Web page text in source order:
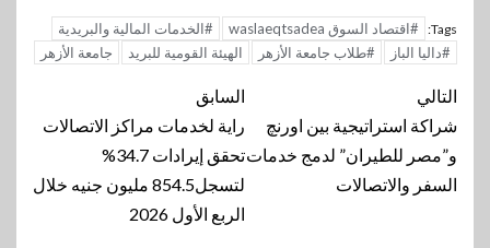
Tags: #اقتصاد السوق waslaeqtsadea
#الخدمات المالية والبريدية
#داليا الباز
#طلاب جامعة الأزهر الهيئة القومية للبريد جامعة الأزهر
تنقل
المقالة
السابق
راية لخدمات مراكز الاتصالات
تحقق إيرادات 34.7%
لتسجل854.5 مليون جنيه خلال
الربع الأول 2026
التالي
شراكة استراتيجية بين اورنچ
و”مصر للطيران” لدمج خدمات
السفر والاتصالات